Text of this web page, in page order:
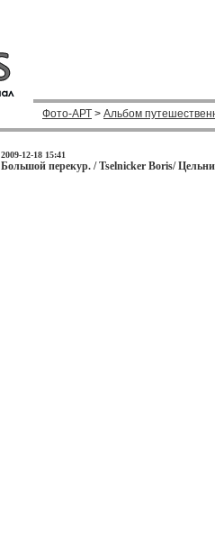
Фото-АРТ > Альбом
2009-12-18 15:41
Большой перекур. / Tselnicker Boris/